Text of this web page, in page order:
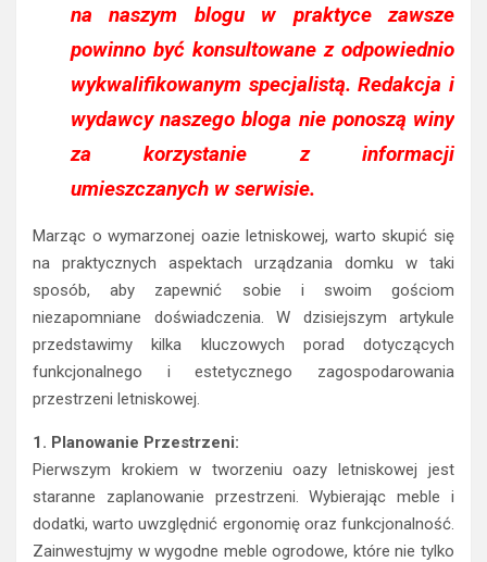
na naszym blogu w praktyce zawsze
powinno być konsultowane z odpowiednio
wykwalifikowanym specjalistą. Redakcja i
wydawcy naszego bloga nie ponoszą winy
za korzystanie z informacji
umieszczanych w serwisie.
Marząc o wymarzonej oazie letniskowej, warto skupić się
na praktycznych aspektach urządzania domku w taki
sposób, aby zapewnić sobie i swoim gościom
niezapomniane doświadczenia. W dzisiejszym artykule
przedstawimy kilka kluczowych porad dotyczących
funkcjonalnego i estetycznego zagospodarowania
przestrzeni letniskowej.
1. Planowanie Przestrzeni:
Pierwszym krokiem w tworzeniu oazy letniskowej jest
staranne zaplanowanie przestrzeni. Wybierając meble i
dodatki, warto uwzględnić ergonomię oraz funkcjonalność.
Zainwestujmy w wygodne meble ogrodowe, które nie tylko